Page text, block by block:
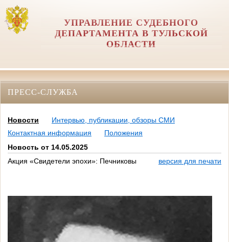
УПРАВЛЕНИЕ СУДЕБНОГО
ДЕПАРТАМЕНТА В ТУЛЬСКОЙ
ОБЛАСТИ
ПРЕСС-СЛУЖБА
Новости
Интервью, публикации, обзоры СМИ
Контактная информация
Положения
Новость от 14.05.2025
Акция «Свидетели эпохи»: Печниковы
версия для печати